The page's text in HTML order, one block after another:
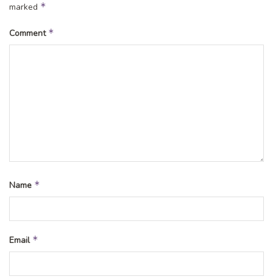
marked *
Comment *
Name *
Email *